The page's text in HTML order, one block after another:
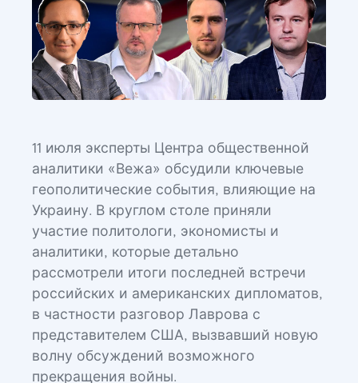
11 июля эксперты Центра общественной
аналитики «Вежа» обсудили ключевые
геополитические события, влияющие на
Украину. В круглом столе приняли
участие политологи, экономисты и
аналитики, которые детально
рассмотрели итоги последней встречи
российских и американских дипломатов,
в частности разговор Лаврова с
представителем США, вызвавший новую
волну обсуждений возможного
прекращения войны.